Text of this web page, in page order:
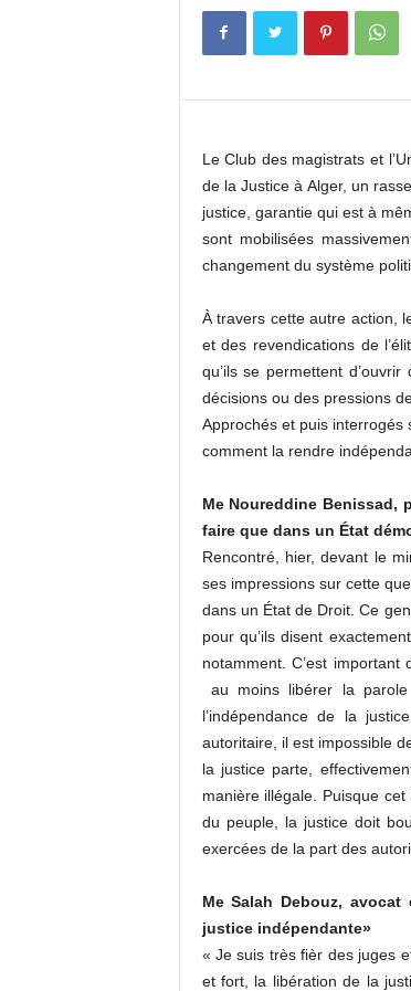
Le Club des magistrats et
de la Justice à Alger, un
justice, garantie qui est à
sont mobilisées
changement du système
À travers cette autre action,
et des revendications de
qu’ils se permettent
décisions ou des pressions
Approchés et puis
comment la rendre
Me Noureddine Benissad,
faire que dans un État
Rencontré, hier, devant le
ses impressions sur cette
dans un État de Droit. Ce
pour qu’ils disent
notamment. C’est important
au moins libérer la
l’indépendance de la
autoritaire, il est impossible
la justice parte,
manière illégale. Puisque
du peuple, la justice doit
exercées de la part des
Me Salah Debouz,
justice indépendante»
« Je suis très fièr des juges
et fort, la libération de la